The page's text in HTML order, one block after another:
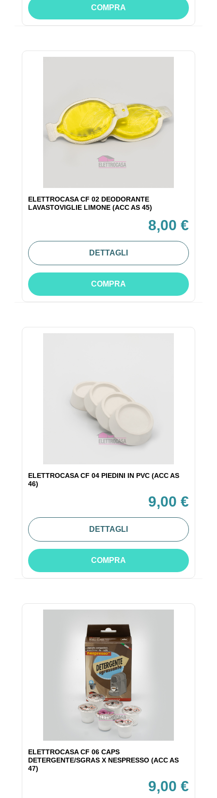
COMPRA
ELETTROCASA CF 02 DEODORANTE
LAVASTOVIGLIE LIMONE (ACC AS 45)
8,00 €
DETTAGLI
COMPRA
ELETTROCASA CF 04 PIEDINI IN PVC (ACC AS
46)
9,00 €
DETTAGLI
COMPRA
ELETTROCASA CF 06 CAPS
DETERGENTE/SGRAS X NESPRESSO (ACC AS
47)
9,00 €